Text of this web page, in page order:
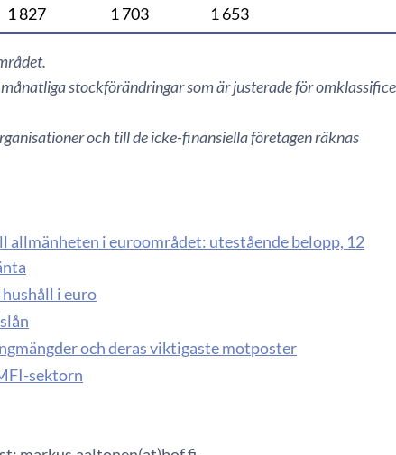
1 827 1 703 1 653
stockförändringar som är justerade för
och till de icke-finansiella företagen räknas
allmänheten i euroområdet: utestående belopp, 12
i euro
och deras viktigaste motposter
sektorn